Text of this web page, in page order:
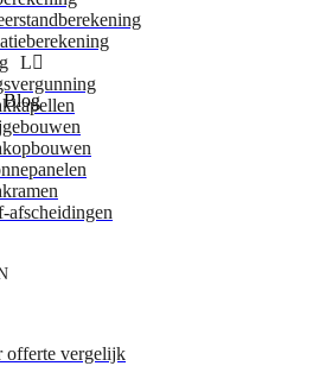
afscheidingen
offerte vergelijk
Blog
duurzaam
raken
in regels en